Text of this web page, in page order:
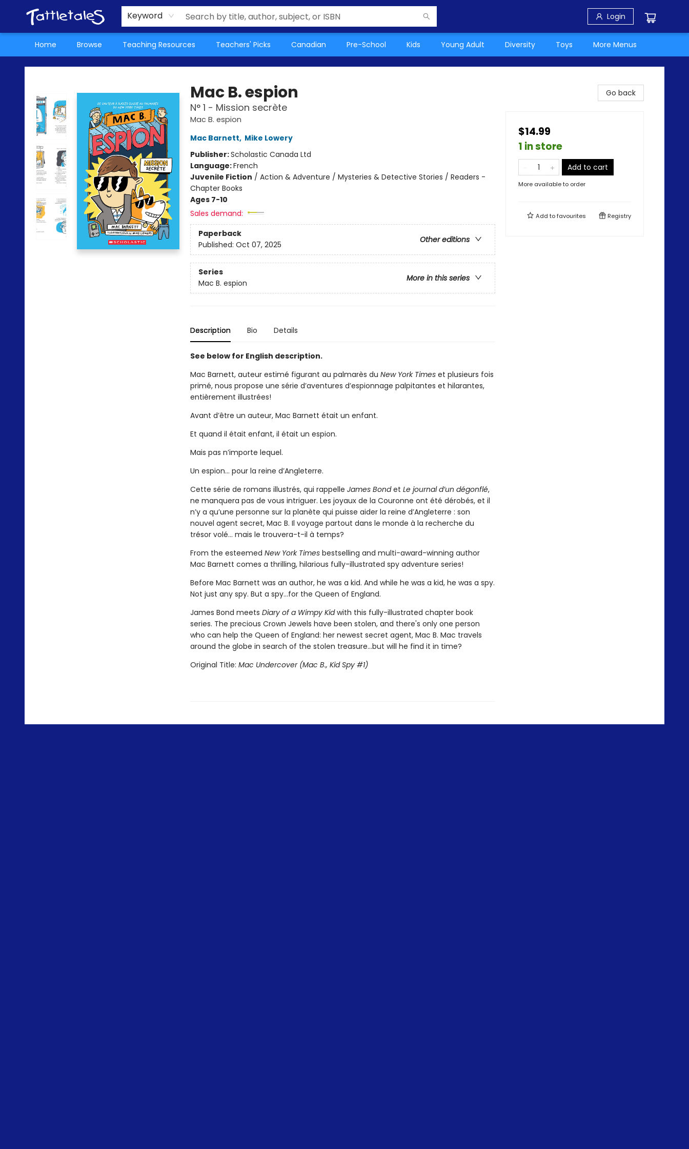
Keyword Login
Home Browse Teaching Resources Teachers' Picks Canadian Pre-School Kids Young Adult Diversity Toys
About Us
Teacher Picks Archive
Events
Contact & Hours
Terms & Conditions
More Menus
Tattletales Books
Mac B. espion
N° 1 - Mission secrète
Mac B. espion
Mac Barnett, Mike Lowery
Publisher:Scholastic Canada Ltd
Language:French
Juvenile Fiction / Action & Adventure / Mysteries & Detective Stories / Readers -
Chapter Books
Ages 7-10
Sales demand:
Paperback
Other editions
Published: Oct 07, 2025
Series
More in this series
Mac B. espion
Description Bio Details
See below for English description.
Mac Barnett, auteur estimé figurant au palmarès du New York Timeset plusieurs fois
primé, nous propose une série d’aventures d’espionnage palpitantes et hilarantes,
entièrement illustrées!
Avant d’être un auteur, Mac Barnett était un enfant.
Et quand il était enfant, il était un espion.
Mais pas n’importe lequel.
Un espion... pour la reine d’Angleterre.
Cette série de romans illustrés, qui rappelle James Bondet Le journal d’un dégonflé,
ne manquera pas de vous intriguer. Les joyaux de la Couronne ont été dérobés, et il
n’y a qu’une personne sur la planète qui puisse aider la reine d’Angleterre : son
nouvel agent secret, Mac B. Il voyage partout dans le monde à la recherche du
trésor volé... mais le trouvera-t-il à temps?
From the esteemed New York Timesbestselling and multi-award-winning author
Mac Barnett comes a thrilling, hilarious fully-illustrated spy adventure series!
Before Mac Barnett was an author, he was a kid. And while he was a kid, he was a spy.
Not just any spy. But a spy...for the Queen of England.
James Bond meets Diary of a Wimpy Kidwith this fully-illustrated chapter book
series. The precious Crown Jewels have been stolen, and there's only one person
who can help the Queen of England: her newest secret agent, Mac B. Mac travels
around the globe in search of the stolen treasure...but will he find it in time?
Original Title: Mac Undercover (Mac B., Kid Spy #1)
Go back
$14.99
1 in store
Add to cart
More available to order
Add tofavourites Registry